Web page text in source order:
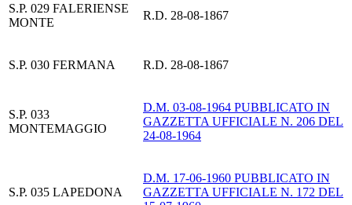
S.P. 029 FALERIENSE
MONTE
R.D. 28-08-1867
S.P. 030 FERMANA R.D. 28-08-1867
S.P. 033
MONTEMAGGIO
D.M. 03-08-1964 PUBBLICATO IN
GAZZETTA UFFICIALE N. 206 DEL
24-08-1964
S.P. 035 LAPEDONA
D.M. 17-06-1960 PUBBLICATO IN
GAZZETTA UFFICIALE N. 172 DEL